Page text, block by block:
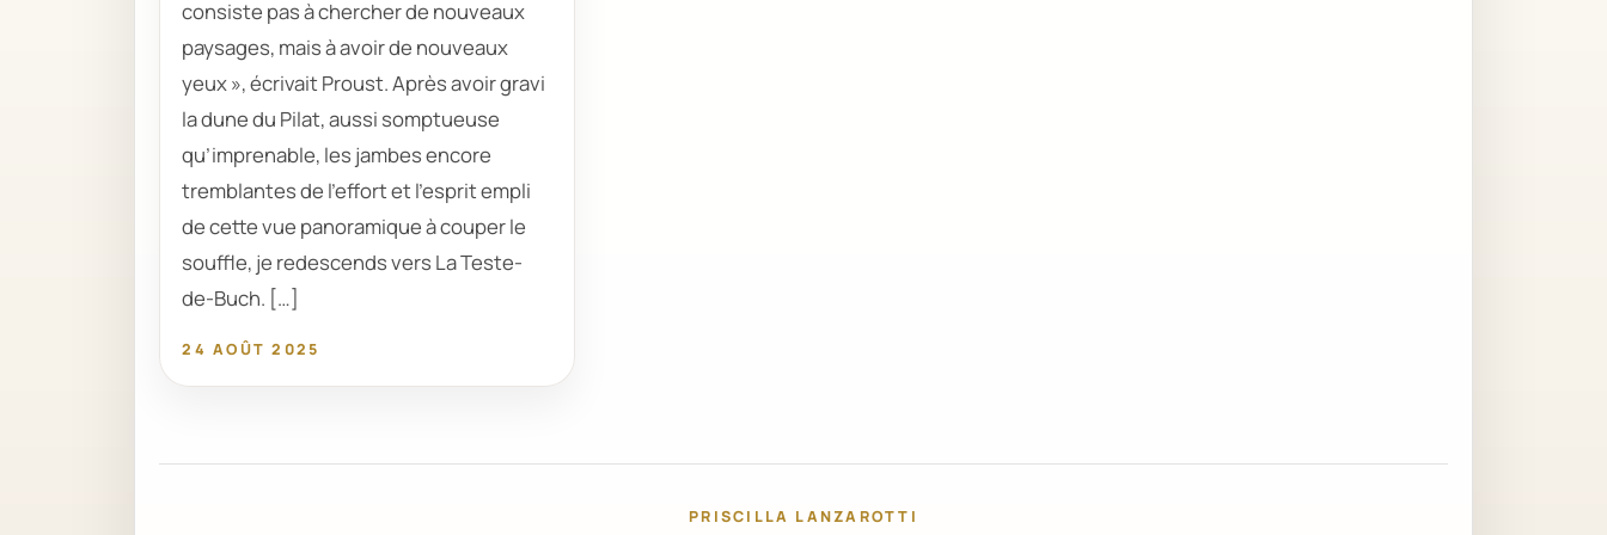
consiste pas à chercher de nouveaux
paysages, mais à avoir de nouveaux
yeux », écrivait Proust. Après avoir gravi
la dune du Pilat, aussi somptueuse
qu’imprenable, les jambes encore
tremblantes de l’effort et l’esprit empli
de cette vue panoramique à couper le
souffle, je redescends vers La Teste-
de-Buch. […]
24 AOÛT 2025
PRISCILLA LANZAROTTI